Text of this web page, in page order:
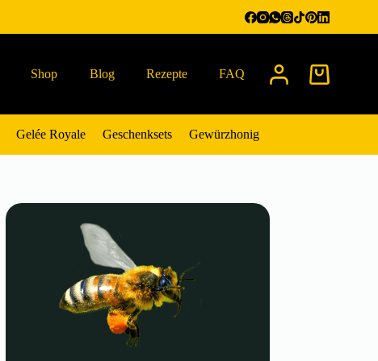
Shop Blog Rezepte FAQ Warenkorb
Gelée Royale Geschenksets Gewürzhonig